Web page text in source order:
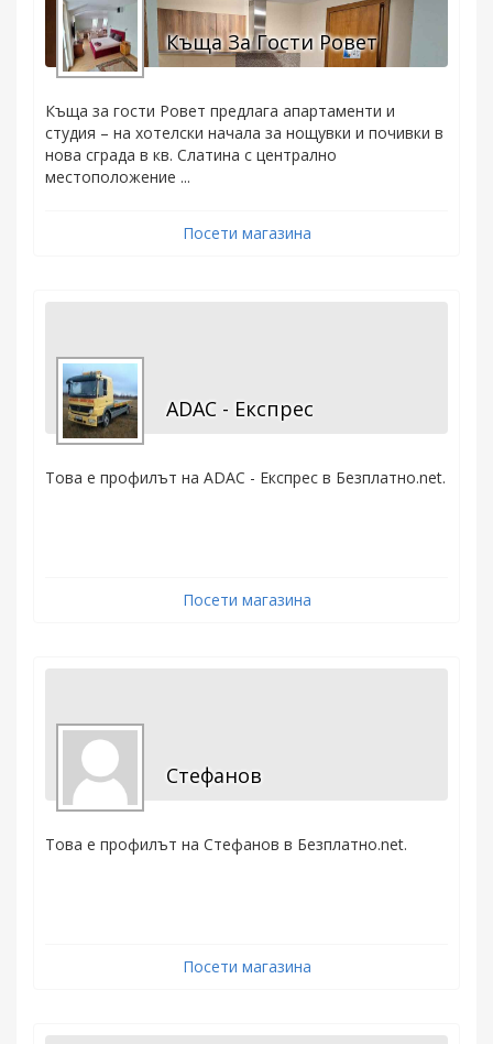
Къща За Гости Ровет
Къща за гости Ровет предлага апартаменти и
студия – на хотелски начала за нощувки и почивки в
нова сграда в кв. Слатина с централно
местоположение ...
Посети магазина
ADAC - Експрес
Това е профилът на ADAC - Експрес в Безплатно.net.
Посети магазина
Стефанов
Това е профилът на Стефанов в Безплатно.net.
Посети магазина